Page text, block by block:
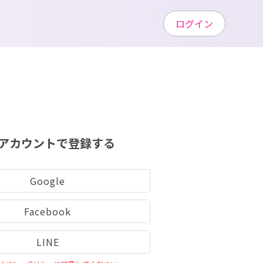
カウントで登録する
Google
Facebook
LINE
ログイン